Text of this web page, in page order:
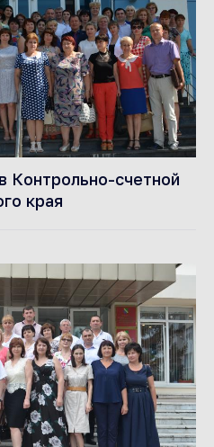
Контрольно-счетной
края